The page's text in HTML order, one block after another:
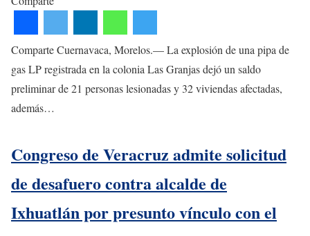
Comparte Cuernavaca, Morelos.— La explosión de una pipa de
gas LP registrada en la colonia Las Granjas dejó un saldo
preliminar de 21 personas lesionadas y 32 viviendas afectadas,
además…
Congreso de Veracruz admite solicitud
de desafuero contra alcalde de
Ixhuatlán por presunto vínculo con el